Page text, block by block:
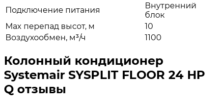
Подключение питания
Внутренний
блок
Max перепад высот, м
10
Воздухообмен, м³/ч
1100
Колонный кондиционер
Systemair SYSPLIT FLOOR 24 HP
Q отзывы